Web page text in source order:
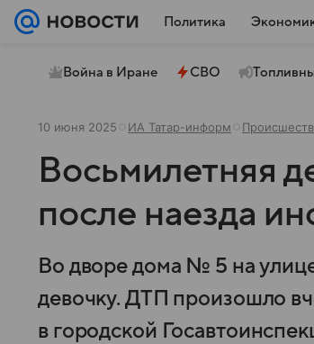
Политика
Война в Иране СВО
10 июня 2025 ИА Татар-информ
Восьмилетняя
после наезда
Во дворе дома № 5 на
девочку. ДТП произошло
в городской